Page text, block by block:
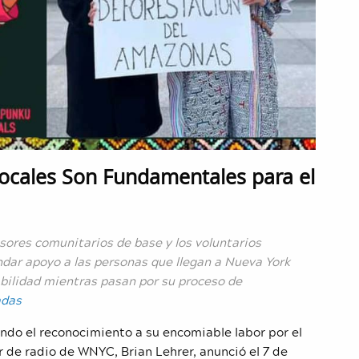
Son Fundamentales para el
comunitarios de base y los voluntarios
apoyo a las personas que llegan a Nueva York
mientras pasan por su proceso de
el reconocimiento a su encomiable labor por el
radio de WNYC, Brian Lehrer, anunció el 7 de